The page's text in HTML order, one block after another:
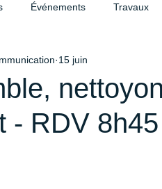
Événements Travaux
- RDV
15 juin